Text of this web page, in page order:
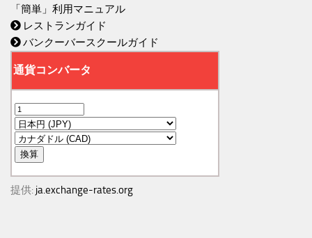
「簡単」利用マニュアル
レストランガイド
バンクーバースクールガイド
提供: ja.exchange-rates.org